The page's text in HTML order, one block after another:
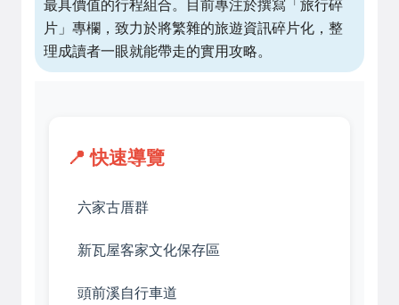
最具價值的行程組合。目前專注於撰寫「旅行碎
片」專欄，致力於將繁雜的旅遊資訊碎片化，整
理成讀者一眼就能帶走的實用攻略。
📍 快速導覽
六家古厝群
新瓦屋客家文化保存區
頭前溪自行車道